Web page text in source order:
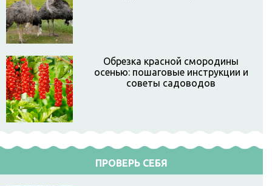
Обрезка красной смородины
осенью: пошаговые инструкции и
советы садоводов
ПРОВЕРЬ СЕБЯ